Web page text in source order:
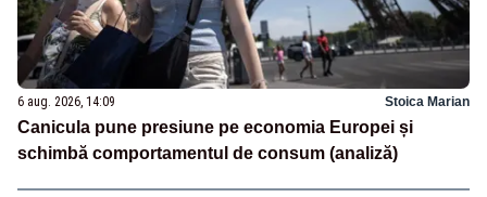
6 aug. 2026, 14:09 Stoica Marian
Canicula pune presiune pe economia Europei și
schimbă comportamentul de consum (analiză)